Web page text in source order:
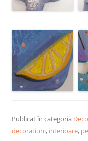
Publicat în categoria
decoratiuni, interioare,